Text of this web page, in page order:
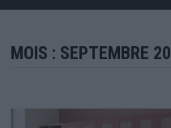
MOIS : SEPTEMBRE